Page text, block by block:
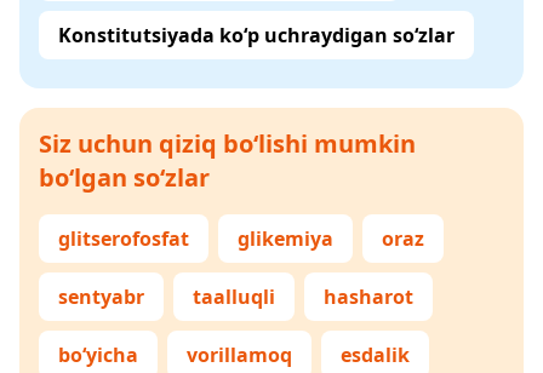
Konstitutsiyada ko‘p uchraydigan so‘zlar
Siz uchun qiziq bo‘lishi mumkin
bo‘lgan so‘zlar
glitserofosfat glikemiya oraz
sentyabr taalluqli hasharot
bo‘yicha vorillamoq esdalik